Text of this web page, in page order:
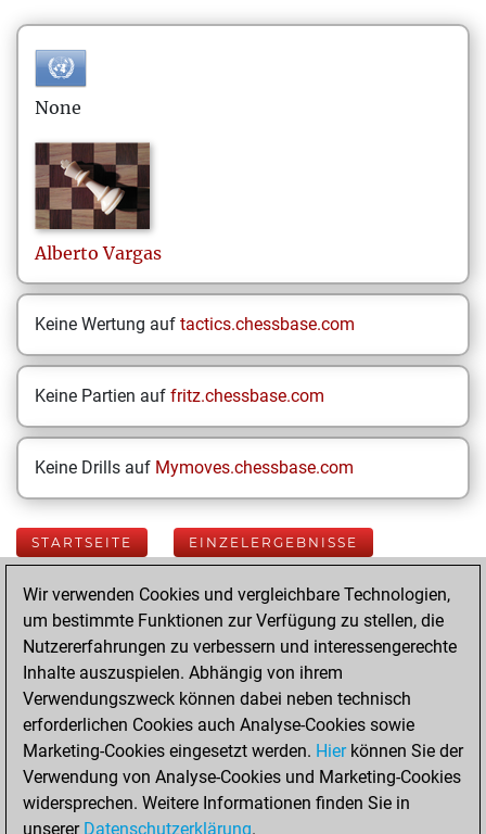
None
Alberto Vargas
Keine Wertung auf tactics.chessbase.com
Keine Partien auf fritz.chessbase.com
Keine Drills auf Mymoves.chessbase.com
STARTSEITE EINZELERGEBNISSE
Your Latest App
Activity
Donnerstag, Mai
22, 2025
You played 103
blitz games
Play
Wir verwenden Cookies und vergleichbare Technologien,
um bestimmte Funktionen zur Verfügung zu stellen, die
Nutzererfahrungen zu verbessern und interessengerechte
Inhalte auszuspielen. Abhängig von ihrem
Verwendungszweck können dabei neben technisch
erforderlichen Cookies auch Analyse-Cookies sowie
Marketing-Cookies eingesetzt werden. Hierkönnen Sie der
Verwendung von Analyse-Cookies und Marketing-Cookies
widersprechen. Weitere Informationen finden Sie in
unserer Datenschutzerklärung.